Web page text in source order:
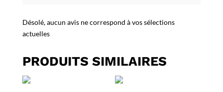
Désolé, aucun avis ne correspond à vos sélections
actuelles
PRODUITS SIMILAIRES